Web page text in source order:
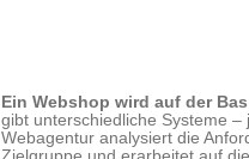
Ein Webshop wird auf der
gibt unterschiedliche Systeme
Webagentur analysiert die